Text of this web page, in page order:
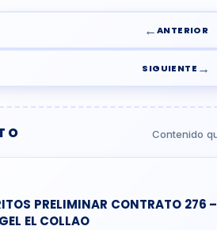
←ANTERIOR
SIGUIENTE →
Contenido
PRELIMINAR CONTRATO 276
EL COLLAO